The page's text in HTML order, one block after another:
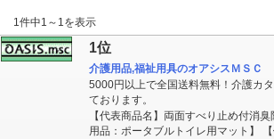
1件中1～1を表示
1位
介護用品,福祉用具のオアシスＭＳＣ
5000円以上で全国送料無料！介護カ
ております。
【代表商品名】両面すべり止め付消
用品：ポータブルトイレ用マット】